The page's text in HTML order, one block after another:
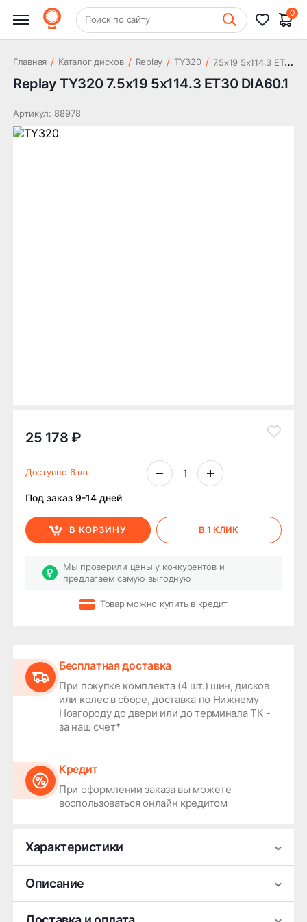
+7 (831) 261-35-35 Шиномонтаж
Поиск по сайту
0
ET30 DIA60.1
Главная / Каталог дисков / Replay / TY320 / 7
.5x19 5x114.3 ET30 DIA60.1
Replay TY320 7.5x19 5x114.3 ET30 DIA60.1
Артикул: 88978
25 178 ₽
Доступно 6 шт
Под заказ 9-14 дней
В КОРЗИНУ В 1 КЛИК
Мы проверили цены у конкурентов и
предлагаем самую выгодную
Товар можно купить в кредит
Бесплатная доставка
При покупке комплекта (4 шт.) шин, дисков
или колес в сборе, доставка по Нижнему
Новгороду до двери или до терминала ТК -
за наш счет*
Кредит
При оформлении заказа вы можете
воспользоваться онлайн кредитом
Характеристики
Производитель
Ширина
7.5
Диаметр
19
Описание
Легковой литой диск Replay TY320 (черный